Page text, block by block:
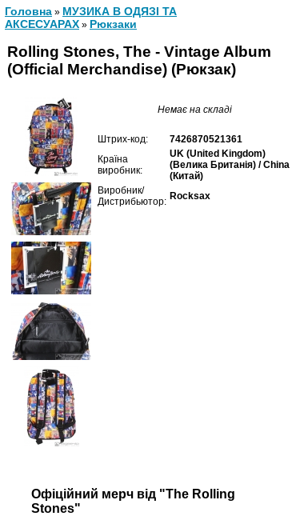
Головна » МУЗИКА В ОДЯЗІ ТА
АКСЕСУАРАХ » Рюкзаки
Rolling Stones, The - Vintage Album
(Official Merchandise) (Рюкзак)
Немає на складі
Штрих-код:
7426870521361
Країна
виробник:
UK (United Kingdom)
(Велика Британія) / China
(Китай)
Виробник/
Дистрибьютор: Rocksax
Офіційний мерч від "The Rolling
Stones"